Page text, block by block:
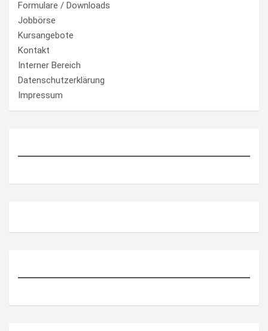
Formulare / Downloads
Jobbörse
Kursangebote
Kontakt
Interner Bereich
Datenschutzerklärung
Impressum